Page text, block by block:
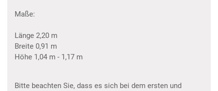
Maße:
Länge 2,20 m
Breite 0,91 m
Höhe 1,04 m - 1,17 m
Bitte beachten Sie, dass es sich bei dem ersten und